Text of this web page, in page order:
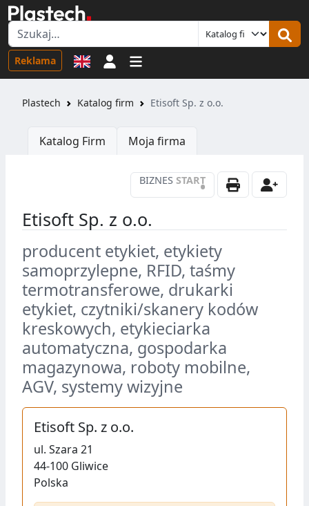
Reklama Logowanie
Plastech Katalog firm Etisoft Sp. z o.o.
Katalog Firm Moja firma
BIZNES START
•
Etisoft Sp. z o.o.
producent etykiet, etykiety
samoprzylepne, RFID, taśmy
termotransferowe, drukarki
etykiet, czytniki/skanery kodów
kreskowych, etykieciarka
automatyczna, gospodarka
magazynowa, roboty mobilne,
AGV, systemy wizyjne
Etisoft Sp. z o.o.
ul. Szara 21
44-100 Gliwice
Polska